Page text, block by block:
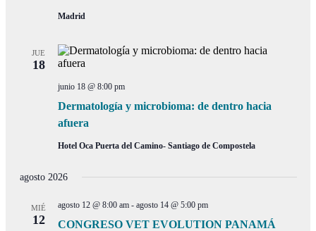
Madrid
JUE
18
Dermatología y microbioma: de dentro hacia
afuera
junio 18 @ 8:00 pm
Hotel Oca Puerta del Camino- Santiago de Compostela
agosto 2026
MIÉ
12
CONGRESO VET EVOLUTION PANAMÁ
agosto 12 @ 8:00 am- agosto 14 @ 5:00 pm